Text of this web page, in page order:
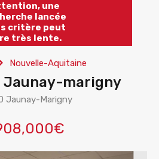
une
lancée
critère peut
très lente.
Nouvelle-Aquitaine
Jaunay-marigny
Jaunay-Marigny